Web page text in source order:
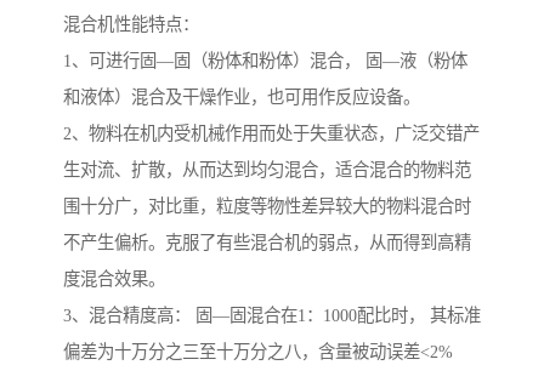
混合机性能特点：
1、可进行固—固（粉体和粉体）混合， 固—液（粉体
和液体）混合及干燥作业，也可用作反应设备。
2、物料在机内受机械作用而处于失重状态，广泛交错产
生对流、扩散，从而达到均匀混合，适合混合的物料范
围十分广，对比重，粒度等物性差异较大的物料混合时
不产生偏析。克服了有些混合机的弱点，从而得到高精
度混合效果。
3、混合精度高： 固—固混合在1：1000配比时， 其标准
偏差为十万分之三至十万分之八，含量被动误差<2%